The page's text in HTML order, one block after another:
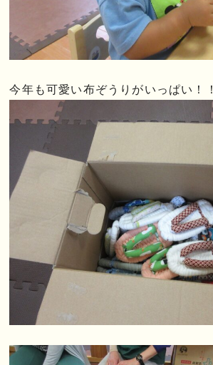
今年も可愛い布ぞうりがいっぱい！！